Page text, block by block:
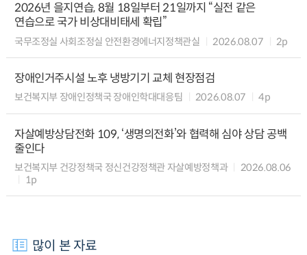
2026년 을지연습, 8월 18일부터 21일까지 “실전 같은
연습으로 국가 비상대비태세 확립”
국무조정실 사회조정실 안전환경에너지정책관실 2026.08.07 2p
장애인거주시설 노후 냉방기기 교체 현장점검
보건복지부 장애인정책국 장애인학대대응팀 2026.08.07 4p
자살예방상담전화 109, ‘생명의전화’와 협력해 심야 상담 공백
줄인다
보건복지부 건강정책국 정신건강정책관 자살예방정책과
2026.08.06
1p
많이 본 자료